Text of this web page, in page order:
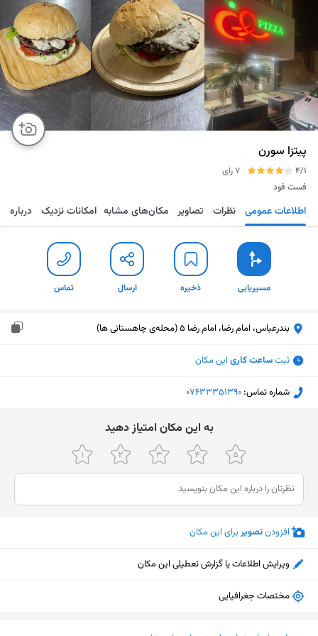
پیتزا سورن
4/1
7 رای
فست فود
مسیریابی ذخیره ارسال تماس اطلاعات عمومی نظرات تصاویر مکان‌های مشابه امکانات نزدیک درباره
مسیریابی ذخیره ارسال تماس
بندرعباس، امام رضا، امام رضا 5 (محله‌ی چاهستانی ها)
ثبتساعت کاری این مکان
شماره تماس: ‎07633351390
ﺑﻪ اﯾﻦ ﻣﮑﺎن اﻣﺘﯿﺎز دﻫﯿﺪ
افزودنتصویربرای این مکان
ویرایش اطلاعات یا گزارش تعطیلی این مکان
مختصات جغرافیایی